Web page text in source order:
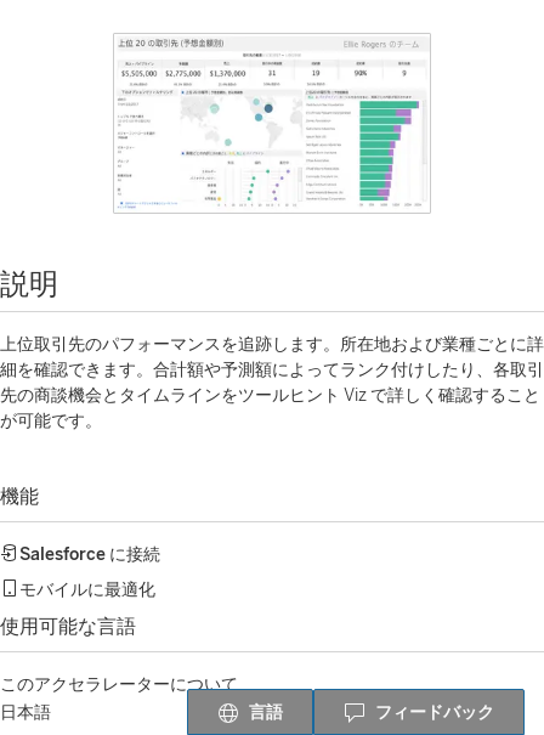
説明
上位取引先のパフォーマンスを追跡します。所在地および業種ごとに詳
細を確認できます。合計額や予測額によってランク付けしたり、各取引
先の商談機会とタイムラインをツールヒント Viz で詳しく確認すること
が可能です。
機能
Salesforce に接続
モバイルに最適化
使用可能な言語
このアクセラレーターについて
日本語
言語 フィードバック